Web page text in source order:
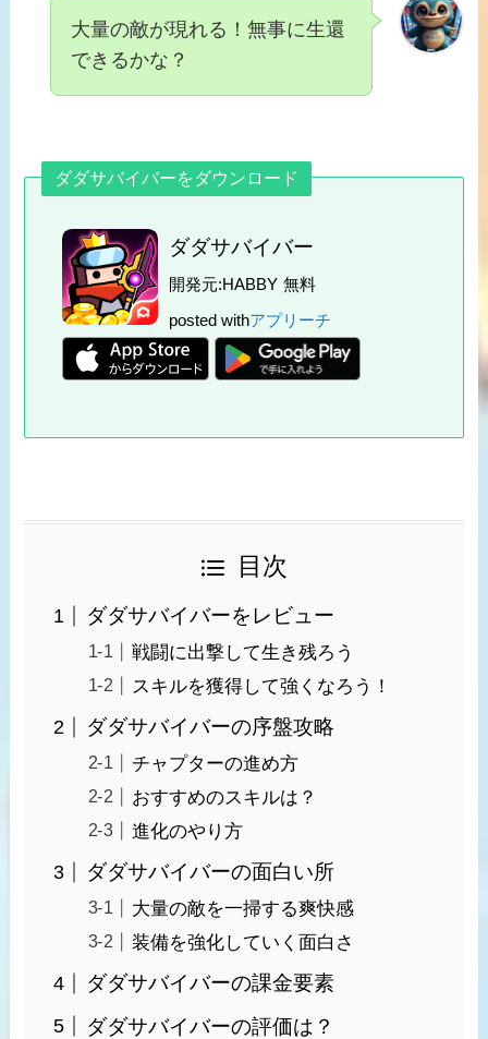
大量の敵が現れる！無事に生還
できるかな？
ダダサバイバーをダウンロード
ダダサバイバー
開発元:HABBY 無料
posted withアプリーチ
目次
ダダサバイバーをレビュー
戦闘に出撃して生き残ろう
スキルを獲得して強くなろう！
ダダサバイバーの序盤攻略
チャプターの進め方
おすすめのスキルは？
進化のやり方
ダダサバイバーの面白い所
大量の敵を一掃する爽快感
装備を強化していく面白さ
ダダサバイバーの課金要素
ダダサバイバーの評価は？